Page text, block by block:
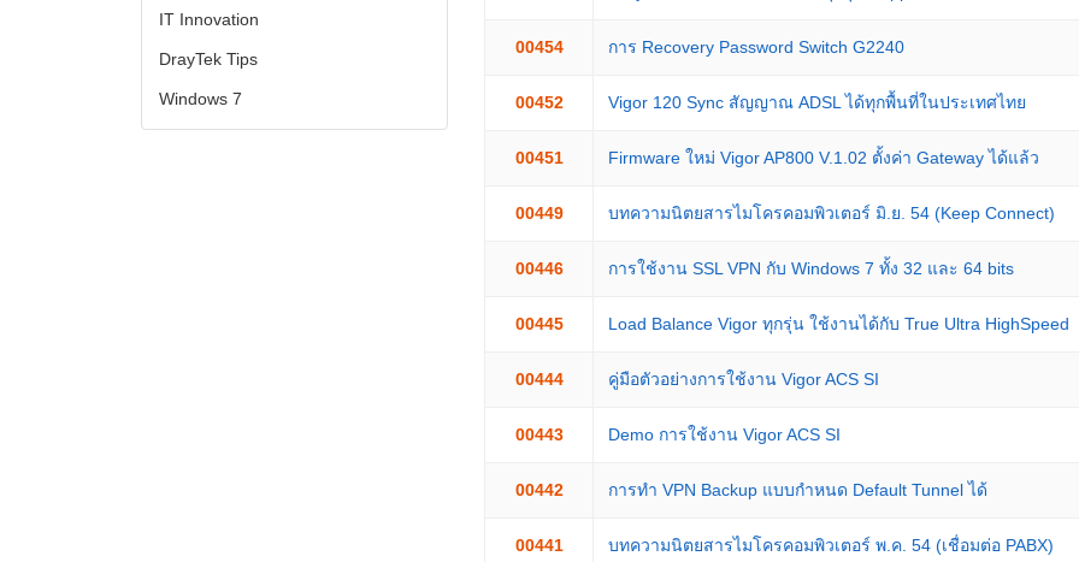
IT Innovation
DrayTek Tips
Windows 7
00454 การ Recovery Password Switch G2240
00452 Vigor 120 Sync สัญญาณ ADSL ได้ทุกพื้นที่ในประเทศไทย
00451 Firmware ใหม่ Vigor AP800 V.1.02 ตั้งค่า Gateway ได้แล้ว
00449 บทความนิตยสารไมโครคอมพิวเตอร์ มิ.ย. 54 (Keep Connect)
00446 การใช้งาน SSL VPN กับ Windows 7 ทั้ง 32 และ 64 bits
00445 Load Balance Vigor ทุกรุ่น ใช้งานได้กับ True Ultra HighSpeed
00444 คู่มือตัวอย่างการใช้งาน Vigor ACS SI
00443 Demo การใช้งาน Vigor ACS SI
00442 การทำ VPN Backup แบบกำหนด Default Tunnel ได้
00441 บทความนิตยสารไมโครคอมพิวเตอร์ พ.ค. 54 (เชื่อมต่อ PABX)